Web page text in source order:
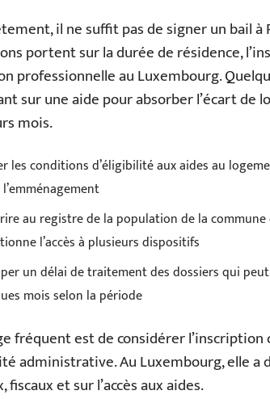
il ne suffit pas de signer un bail
portent sur la durée de résidence,
professionnelle au Luxembourg.
sur une aide pour absorber l’écart
mois.
les conditions d’éligibilité aux aides au
au registre de la population de la
l’accès à plusieurs dispositifs
un délai de traitement des dossiers qui
mois selon la période
fréquent est de considérer
administrative. Au Luxembourg, elle a
fiscaux et sur l’accès aux aides.